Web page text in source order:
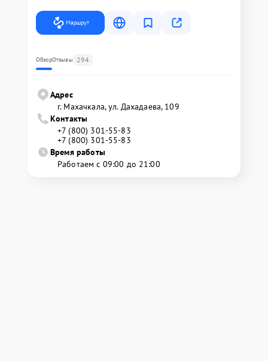
Маршрут
ОбзорОтзывы 294
Адрес
г. Махачкала, ул. Дахадаева, 109
Контакты
+7 (800) 301-55-83
+7 (800) 301-55-83
Время работы
Работаем с 09:00 до 21:00